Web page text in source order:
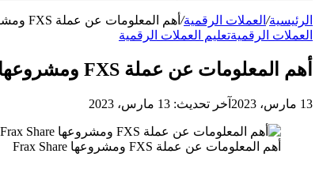
الرئيسية/ العملات الرقمية/ أهم المعلومات عن عملة FXS ومشروعها Frax Share
العملات الرقميةتعليم العملات الرقمية
أهم المعلومات عن عملة FXS ومشروعها Frax Share
13 مارس، 2023 آخر تحديث: 13 مارس، 2023
أهم المعلومات عن عملة FXS ومشروعها Frax Share